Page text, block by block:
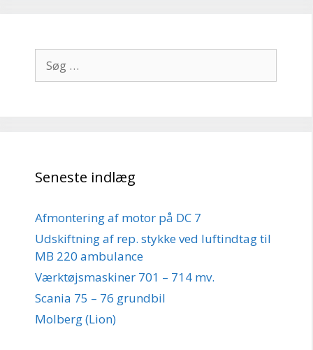
efter:
Seneste indlæg
Afmontering af motor på DC 7
Udskiftning af rep. stykke ved luftindtag til
MB 220 ambulance
Værktøjsmaskiner 701 – 714 mv.
Scania 75 – 76 grundbil
Molberg (Lion)